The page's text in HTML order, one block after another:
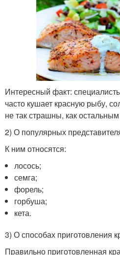
Интересный факт:
часто кушает красную рыбу,
не так страшны, как
2) О популярных
К ним относятся:
лосось;
семга;
форель;
горбуша;
кета.
3) О способах приготовления
Правильно приготовленная